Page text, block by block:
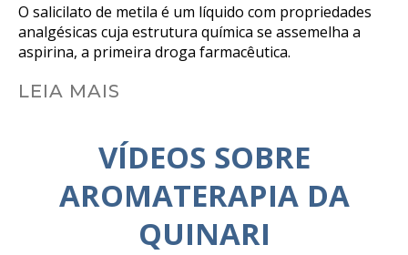
O salicilato de metila é um líquido com propriedades
analgésicas cuja estrutura química se assemelha a
aspirina, a primeira droga farmacêutica.
LEIA MAIS
VÍDEOS SOBRE
AROMATERAPIA DA
QUINARI